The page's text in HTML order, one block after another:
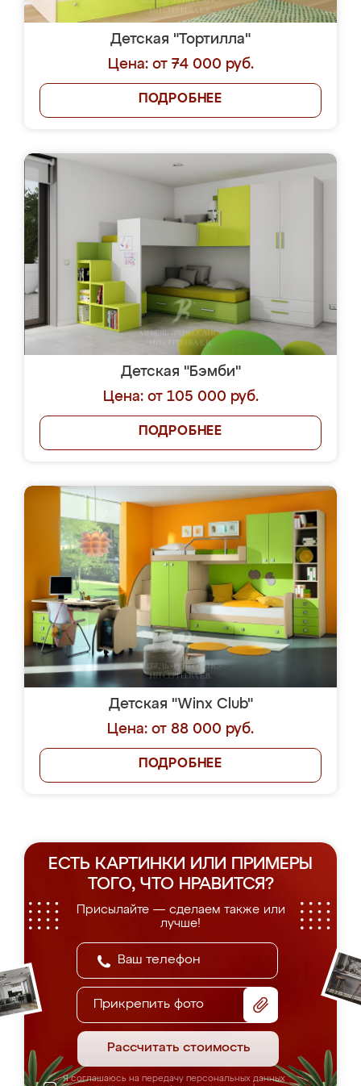
Детская "Тортилла"
Цена: от 74 000 руб.
ПОДРОБНЕЕ
Детская "Бэмби"
Цена: от 105 000 руб.
ПОДРОБНЕЕ
Детская "Winx Club"
Цена: от 88 000 руб.
ПОДРОБНЕЕ
ЕСТЬ КАРТИНКИ ИЛИ ПРИМЕРЫ
ТОГО, ЧТО НРАВИТСЯ?
Присылайте — сделаем также или
лучше!
Прикрепить фото
Рассчитать стоимость
Я соглашаюсь на передачу персональных данных